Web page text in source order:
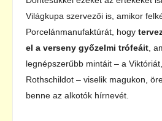
Világkupa szervezői is, amikor
Porcelánmanufaktúrát, hogy
el a verseny győzelmi trófeáit ,
legnépszerűbb mintáit – a
Rothschildot – viselik magukon,
benne az alkotók hírnevét.